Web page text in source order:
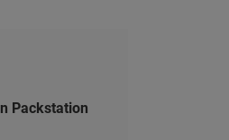
Packstation